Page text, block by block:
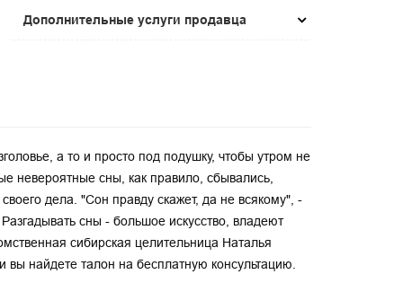
Дополнительные услуги продавца
а то и просто под подушку, чтобы утром не
невероятные сны, как правило, сбывались,
дела. "Сон правду скажет, да не всякому", -
сны - большое искусство, владеют
сибирская целительница Наталья
найдете талон на бесплатную консультацию.